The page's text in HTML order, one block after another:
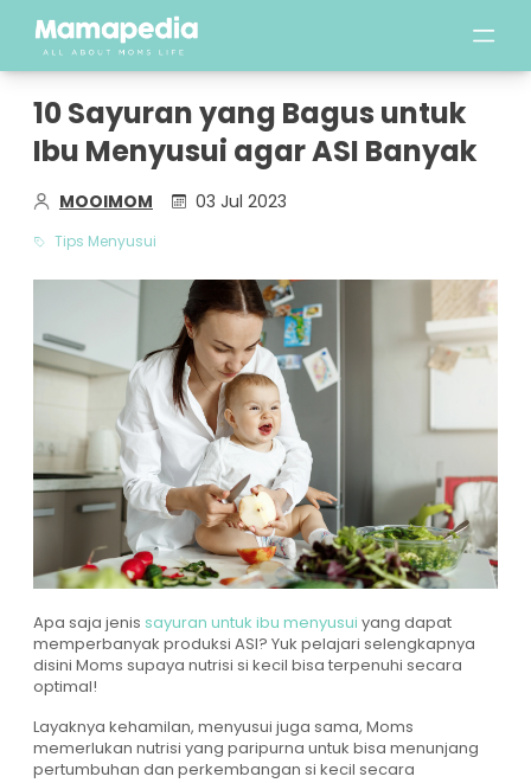
10 Sayuran yang Bagus untuk
Ibu Menyusui agar ASI Banyak
MOOIMOM 03 Jul 2023
Tips Menyusui
Apa saja jenis sayuran untuk ibu menyusui yang dapat
memperbanyak produksi ASI? Yuk pelajari selengkapnya
disini Moms supaya nutrisi si kecil bisa terpenuhi secara
optimal!
Layaknya kehamilan, menyusui juga sama, Moms
memerlukan nutrisi yang paripurna untuk bisa menunjang
pertumbuhan dan perkembangan si kecil secara